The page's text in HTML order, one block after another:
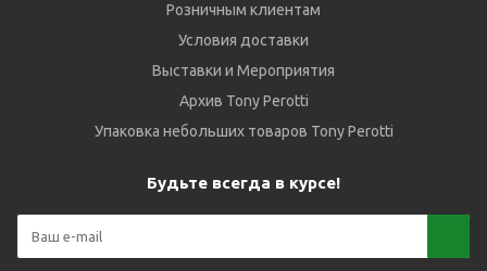
Розничным клиентам
Условия доставки
Выставки и Мероприятия
Архив Tony Perotti
Упаковка небольших товаров Tony Perotti
Будьте всегда в курсе!